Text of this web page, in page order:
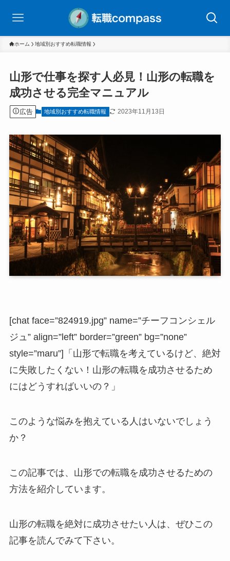
ホーム 地域別おすすめ転職情報
山形で仕事を探す人必見！山形の転職を
成功させる完全マニュアル
広告 地域別おすすめ転職情報 2023年11月13日
[chat face=”824919.jpg” name=”チーフコンシェル
ジュ” align=”left” border=”green” bg=”none”
style=”maru”]「山形で転職を考えているけど、絶対
に失敗したくない！山形の転職を成功させるため
にはどうすればいいの？」
このような悩みを抱えている人はいないでしょう
か？
この記事では、山形での転職を成功させるための
方法を紹介しています。
山形の転職を絶対に成功させたい人は、ぜひこの
記事を読んでみて下さい。